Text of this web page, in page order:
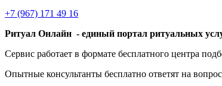
+7 (967) 171 49 16
Ритуал Онлайн - единый портал ритуальных
Сервис работает в формате бесплатного центра
Опытные консультанты бесплатно ответят на